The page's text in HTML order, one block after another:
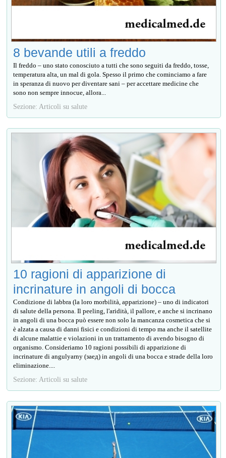
8 bevande utili a freddo
Il freddo – uno stato conosciuto a tutti che sono seguiti da freddo, tosse,
temperatura alta, un mal di gola. Spesso il primo che cominciamo a fare
in speranza di nuovo per diventare sani – per accettare medicine che
sono non sempre innocue, allora...
Sezione: Articoli su salute
10 ragioni di apparizione di
incrinature in angoli di bocca
Condizione di labbra (la loro morbilità, apparizione) – uno di indicatori
di salute della persona. Il peeling, l'aridità, il pallore, e anche si incrinano
in angoli di una bocca può essere non solo la mancanza cosmetica che si
è alzata a causa di danni fisici e condizioni di tempo ma anche il satellite
di alcune malattie e violazioni in un trattamento di avendo bisogno di
organismo. Consideriamo 10 ragioni possibili di apparizione di
incrinature di angulyarny (заед) in angoli di una bocca e strade della loro
eliminazione....
Sezione: Articoli su salute